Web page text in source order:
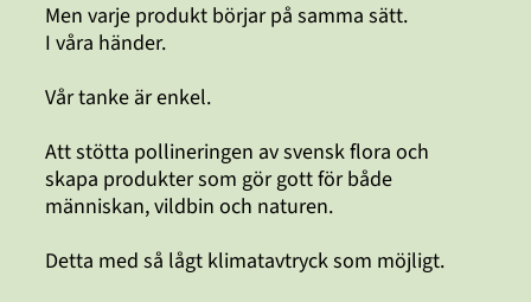
Men varje produkt börjar på samma sätt.
I våra händer.
Vår tanke är enkel.
Att stötta pollineringen av svensk flora och
skapa produkter som gör gott för både
människan, vildbin och naturen.
Detta med så lågt klimatavtryck som möjligt.